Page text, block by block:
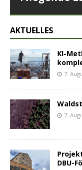
AKTUELLES
KI-
7.
7.
DBU-